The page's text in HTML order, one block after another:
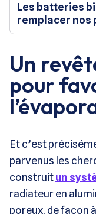
Les batteries
remplacer nos
Un
pour
Et c’est
parvenus les
construitun
radiateur en
poreux, de façon